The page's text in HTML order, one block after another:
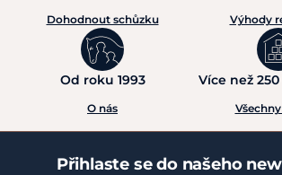
Dohodnout schůzku Výhody
Od roku 1993
O nás
Více než
Přihlaste se do našeho